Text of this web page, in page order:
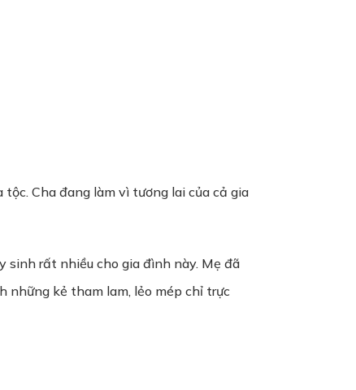
Cha đang làm vì tương lai của cả gia
sinh rất nhiều cho gia đình này. Mẹ đã
những kẻ tham lam, lẻo mép chỉ trực